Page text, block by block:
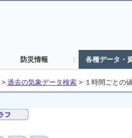
防災情報 各種データ・
> 過去の気象データ検索 > １時間ごとの